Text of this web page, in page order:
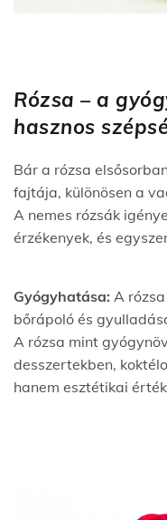
Rózsa – a
hasznos
Bár a rózsa
fajtája, különösen a
A nemes rózsák
érzékenyek, és
Gyógyhatása: A
bőrápoló és
A rózsa mint
desszertekben,
hanem esztétikai